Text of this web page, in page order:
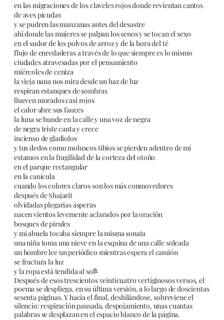
en las migraciones de los claveles rojos donde revientan cantos
de aves picudas
y se pudren las manzanas antes del desastre
ahí donde las mujeres se palpan los senos y se tocan el sexo
en el sudor de los polvos de arroz y de la hora del té
flujo de enredaderas a través de lo que siempre es lo mismo
ciudades atravesadas por el pensamiento
miércoles de ceniza
la vieja nana nos mira desde un haz de luz
respiran estanques de sombras
llueven morados casi rojos
el calor abre sus fauces
la luna se hunde en la calle y una voz de negra
de negra triste canta y crece
incienso de gladiolos
y tus dedos como moluscos tibios se pierden adentro de mí
estamos en la fragilidad de la corteza del otoño
en el parque rectangular
en la canícula
cuando los colores claros son los más conmovedores
después de Shajarit
olvidadas plegarias ásperas
nacen vientos levemente aclarados por la oración
bosques de pirules
y mi abuela tocaba siempre la misma sonata
una niña toma una nieve en la esquina de una calle soleada
un hombre lee un periódico mientras espera el camión
se fractura la luz
y la ropa está tendida al sol6
Después de esos trescientos veinticuatro vertiginosos versos, el
poema se despliega, en su última versión, a lo largo de doscientas
sesenta páginas. Y hacia el final, deshilándose, sobreviene el
silencio: respiración pausada, despojamiento, unas cuantas
palabras se desplazan en el espacio blanco de la página.